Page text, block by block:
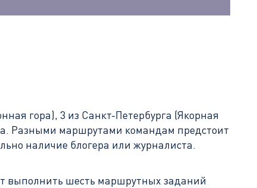
гора), 3 из Санкт-Петербурга (Якорная
Разными маршрутами командам предстоит
наличие блогера или журналиста.
выполнить шесть маршрутных заданий